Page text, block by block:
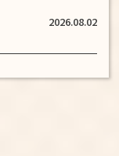
2026.08.02